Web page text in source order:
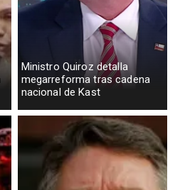
Ministro Quiroz detalla
megarreforma tras cadena
nacional de Kast